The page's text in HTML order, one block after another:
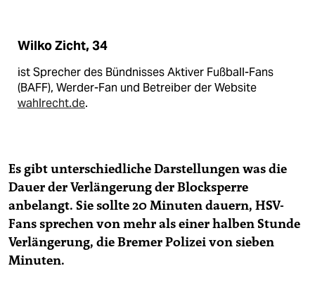
Wilko Zicht, 34
ist Sprecher des Bündnisses Aktiver Fußball-Fans
(BAFF), Werder-Fan und Betreiber der Website
wahlrecht.de.
Es gibt unterschiedliche Darstellungen was die
Dauer der Verlängerung der Blocksperre
anbelangt. Sie sollte 20 Minuten dauern, HSV-
Fans sprechen von mehr als einer halben Stunde
Verlängerung, die Bremer Polizei von sieben
Minuten.